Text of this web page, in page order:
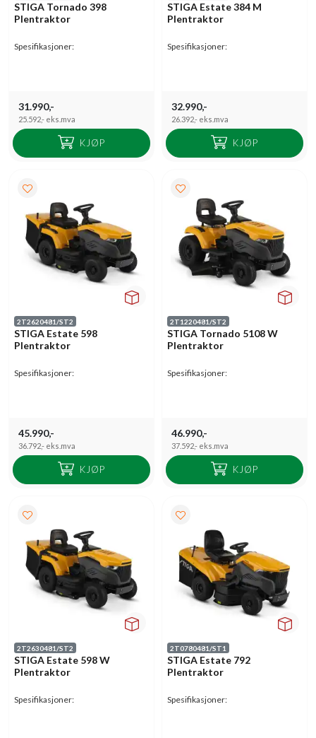
STIGA Tornado 398
Plentraktor
Spesifikasjoner:
31.990,-
25.592,- eks.mva
KJØP
STIGA Estate 384 M
Plentraktor
Spesifikasjoner:
32.990,-
26.392,- eks.mva
KJØP
2T2620481/ST2
STIGA Estate 598
Plentraktor
Spesifikasjoner:
45.990,-
36.792,- eks.mva
KJØP
2T1220481/ST2
STIGA Tornado 5108 W
Plentraktor
Spesifikasjoner:
46.990,-
37.592,- eks.mva
KJØP
2T2630481/ST2
STIGA Estate 598 W
Plentraktor
Spesifikasjoner:
2T0780481/ST1
STIGA Estate 792
Plentraktor
Spesifikasjoner: